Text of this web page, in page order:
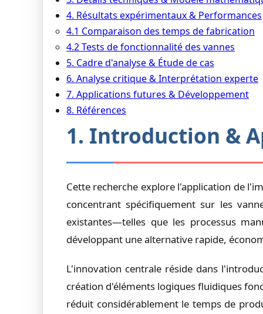
4. Résultats expérimentaux & Performances
4.1 Comparaison des temps de fabrication
4.2 Tests de fonctionnalité des vannes
5. Cadre d'analyse & Étude de cas
6. Analyse critique & Interprétation experte
7. Applications futures & Développement
8. Références
1. Introduction &
Cette recherche explore l'application de
concentrant spécifiquement sur les
existantes—telles que les processus
développant une alternative rapide,
L'innovation centrale réside dans
création d'éléments logiques fluidiques
réduit considérablement le temps de